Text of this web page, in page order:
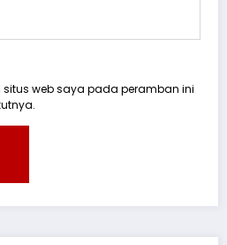
web saya pada peramban ini